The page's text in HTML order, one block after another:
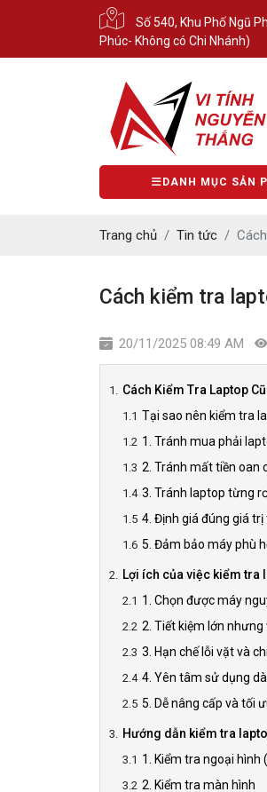
Số 540, Khu Phố Ngũ
Phúc- Không có Chi Nhánh)
DANH MỤC SẢN
Trang chủ Tin tức
Cách kiểm tra
20/11/2025 08:49 AM
Cách Kiểm Tra Laptop
Tại sao nên kiểm tra
1. Tránh mua phải
2. Tránh mất tiền oan
3. Tránh laptop từng
4. Định giá đúng giá
5. Đảm bảo máy phù
Lợi ích của việc kiểm tra
1. Chọn được máy
2. Tiết kiệm lớn
3. Hạn chế lỗi vặt và
4. Yên tâm sử dụng
5. Dễ nâng cấp và tối
Hướng dẫn kiểm tra
1. Kiểm tra ngoại hình
2. Kiểm tra màn hình